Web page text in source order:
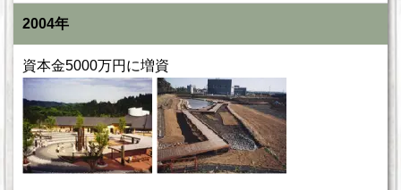
2004年
資本金5000万円に増資